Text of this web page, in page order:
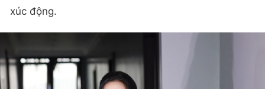
xúc động.